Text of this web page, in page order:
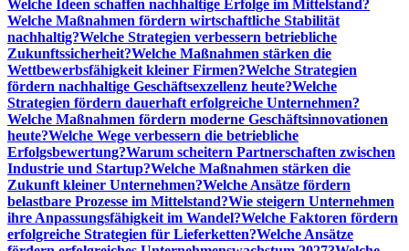
Welche Ideen schaffen nachhaltige Erfolge im Mittelstand?
Welche Maßnahmen fördern wirtschaftliche Stabilität
nachhaltig?Welche Strategien verbessern betriebliche
Zukunftssicherheit?Welche Maßnahmen stärken die
Wettbewerbsfähigkeit kleiner Firmen?Welche Strategien
fördern nachhaltige Geschäftsexzellenz heute?Welche
Strategien fördern dauerhaft erfolgreiche Unternehmen?
Welche Maßnahmen fördern moderne Geschäftsinnovationen
heute?Welche Wege verbessern die betriebliche
Erfolgsbewertung?Warum scheitern Partnerschaften zwischen
Industrie und Startup?Welche Maßnahmen stärken die
Zukunft kleiner Unternehmen?Welche Ansätze fördern
belastbare Prozesse im Mittelstand?Wie steigern Unternehmen
ihre Anpassungsfähigkeit im Wandel?Welche Faktoren fördern
erfolgreiche Strategien für Lieferketten?Welche Ansätze